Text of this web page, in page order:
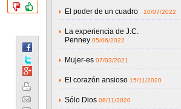
El poder de un cuadro 10/07/2022
La experiencia de J.C.
Penney 05/06/2022
Mujer-es 07/03/2021
El corazón ansioso 15/11/2020
Sólo Dios 08/11/2020